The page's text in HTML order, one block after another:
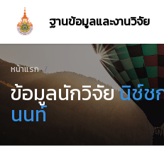
ฐานข้อมูลและงานวิจัย
หน้าแรก
ข้อมูลนักวิจัยนิช์ช
นนท์